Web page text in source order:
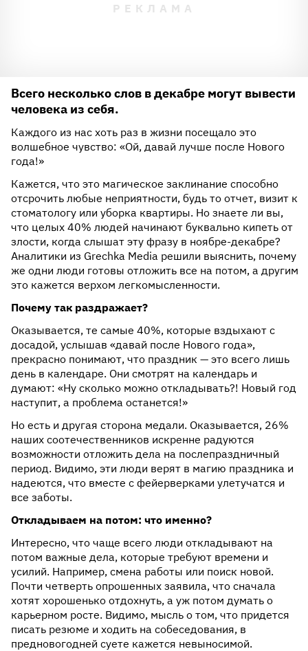
Всего несколько слов в декабре могут вывести
человека из себя.
Каждого из нас хоть раз в жизни посещало это
волшебное чувство: «Ой, давай лучше после Нового
года!»
Кажется, что это магическое заклинание способно
отсрочить любые неприятности, будь то отчет, визит к
стоматологу или уборка квартиры. Но знаете ли вы,
что целых 40% людей начинают буквально кипеть от
злости, когда слышат эту фразу в ноябре-декабре?
Аналитики из Grechka Media решили выяснить, почему
же одни люди готовы отложить все на потом, а другим
это кажется верхом легкомысленности.
Почему так раздражает?
Оказывается, те самые 40%, которые вздыхают с
досадой, услышав «давай после Нового года»,
прекрасно понимают, что праздник — это всего лишь
день в календаре. Они смотрят на календарь и
думают: «Ну сколько можно откладывать?! Новый год
наступит, а проблема останется!»
Но есть и другая сторона медали. Оказывается, 26%
наших соотечественников искренне радуются
возможности отложить дела на послепраздничный
период. Видимо, эти люди верят в магию праздника и
надеются, что вместе с фейерверками улетучатся и
все заботы.
Откладываем на потом: что именно?
Интересно, что чаще всего люди откладывают на
потом важные дела, которые требуют времени и
усилий. Например, смена работы или поиск новой.
Почти четверть опрошенных заявила, что сначала
хотят хорошенько отдохнуть, а уж потом думать о
карьерном росте. Видимо, мысль о том, что придется
писать резюме и ходить на собеседования, в
предновогодней суете кажется невыносимой.